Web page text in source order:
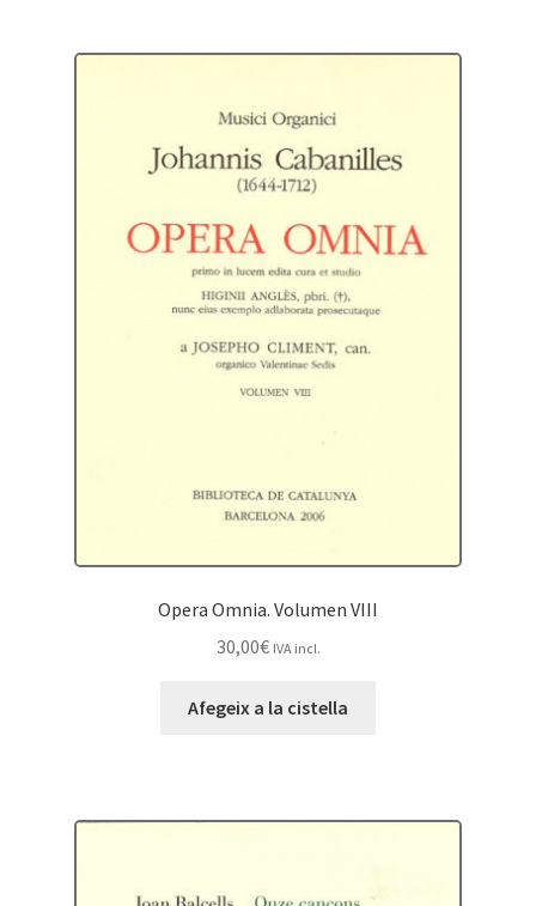
Opera Omnia. Volumen VIII
30,00€ IVA incl.
Afegeix a la cistella